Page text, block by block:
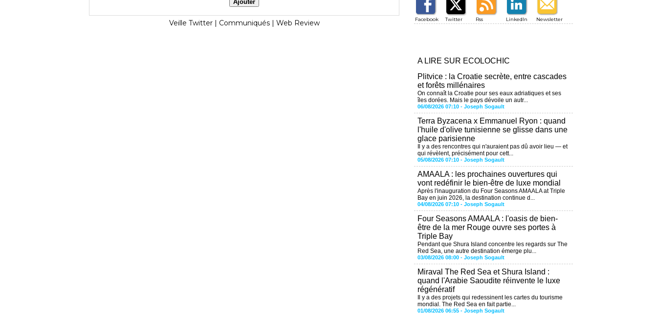
Veille Twitter | Communiqués | Web Review Facebook Twitter Rss LinkedIn Newsletter
A LIRE SUR ECOLOCHIC
Plitvice : la Croatie secrète, entre cascades
et forêts millénaires
On connaît la Croatie pour ses eaux adriatiques et ses
îles dorées. Mais le pays dévoile un autr...
06/08/2026 07:10 - Joseph Sogault
Terra Byzacena x Emmanuel Ryon : quand
l'huile d'olive tunisienne se glisse dans une
glace parisienne
Il y a des rencontres qui n'auraient pas dû avoir lieu — et
qui révèlent, précisément pour cett...
05/08/2026 07:10 - Joseph Sogault
AMAALA : les prochaines ouvertures qui
vont redéfinir le bien-être de luxe mondial
Après l'inauguration du Four Seasons AMAALA at Triple
Bay en juin 2026, la destination continue d...
04/08/2026 07:10 - Joseph Sogault
Four Seasons AMAALA : l'oasis de bien-
être de la mer Rouge ouvre ses portes à
Triple Bay
Pendant que Shura Island concentre les regards sur The
Red Sea, une autre destination émerge plu...
03/08/2026 08:00 - Joseph Sogault
Miraval The Red Sea et Shura Island :
quand l'Arabie Saoudite réinvente le luxe
régénératif
Il y a des projets qui redessinent les cartes du tourisme
mondial. The Red Sea en fait partie...
01/08/2026 06:55 - Joseph Sogault